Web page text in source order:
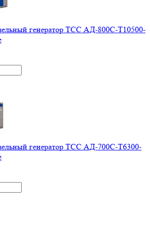
генератор ТСС АД-800С-Т10500-
генератор ТСС АД-700С-Т6300-